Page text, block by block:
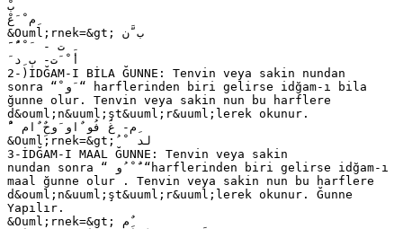
&Ouml;rnek=&gt; ‫ب َّن‬
َ َ ًُ ْ َ - ‫ت‬
َ ‫ أَ ْ َت‬- ‫ب ِد‬
2-)İDĞAM-I BİLA ĞUNNE: Tenvin veya sakin nundan
sonra “ ْ‫ “ َو‬harflerinden biri gelirse idğam-ı bila
ğunne olur. Tenvin veya sakin nun bu harflere
d&ouml;n&uuml;şt&uuml;r&uuml;lerek okunur.
َُ ْ ‫ ِم‬- ‫غَ فُو ٌاو َوحٌِ ٌام‬
&Ouml;rnek=&gt; ُ ْ ‫لد‬
3-İDĞAM-I MAAL ĞUNNE: Tenvin veya sakin
nundan sonra “ ‫“ ٌَ ْ ُو‬harflerinden biri gelirse idğam-ı
maal ğunne olur . Tenvin veya sakin nun bu harflere
d&ouml;n&uuml;şt&uuml;r&uuml;lerek okunur. Ğunne
Yapılır.
&Ouml;rnek=&gt; ‫ٌِم‬